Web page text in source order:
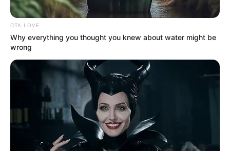
CTA LOVE
Why everything you thought you knew about water might be
wrong